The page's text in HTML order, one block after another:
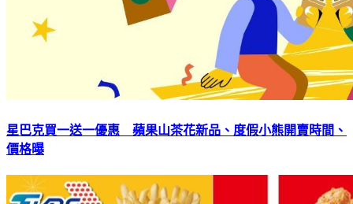
星巴克買一送一優惠 蘋果山茶花新品、度假小熊開賣時間、
價格曝